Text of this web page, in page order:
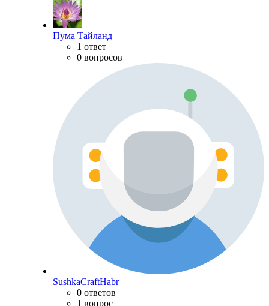
Пума Тайланд
1 ответ
0 вопросов
SushkaCraftHabr
0 ответов
1 вопрос